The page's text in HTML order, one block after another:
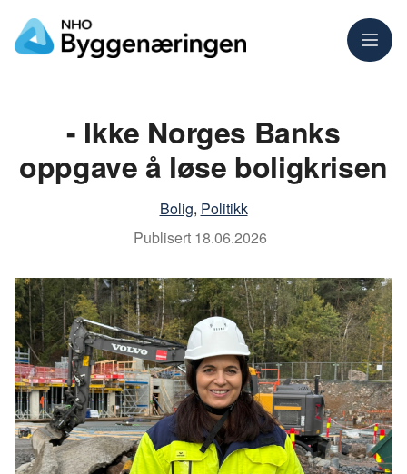
Meny
- Ikke Norges Banks
oppgave å løse boligkrisen
Bolig, Politikk
Publisert 18.06.2026